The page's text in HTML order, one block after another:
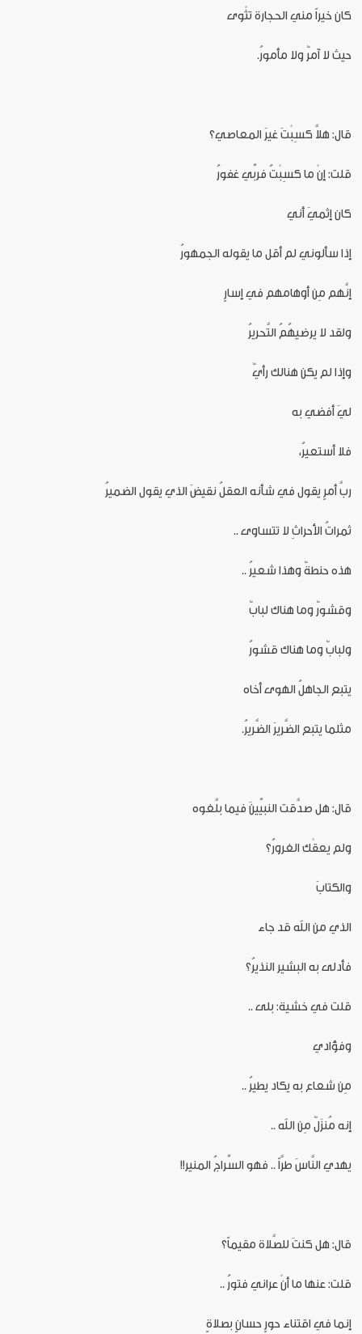
كان خيراً مني الحجارة تثْوى
حيث لا آمرٌ ولا مأمورُ.
قال: هلاَّ كسِبْتَ غيرَ المعاصي؟
قلت: إنْ ما كسِبْتُ فربِّي غفورُ
كان إثميَ أني
إذا سألوني لم أقل ما يقوله الجمهورُ
إنَّهم مِن أوهامهم في إسارٍ
ولقد لا يرضيهُمُ التَّحريرُ
وإذا لم يكن هنالك رأيٌ
ليَ أفضي به
فلا أستعيرُ،
ربَّ أمرٍ يقول في شأنه العقلُ نقيضَ الذي يقول الضميرُ
ثمراتُ الأحراثِ لا تتساوى ..
هذه حنطةٌ وهذا شعيرُ ..
وقشورٌ وما هناك لبابٌ
ولبابٌ وما هناك قشورُ
يتبع الجاهلُ الهوى أخاه
مثلما يتبع الضَّريرَ الضَّريرُ.
قال: هل صدَّقت النبيِّينَ فيما بلَّغوه
ولم يعقْك الغرورُ؟
والكتابَ
الذي من الله قد جاء
فأدلى به البشير النذيرُ؟
قلت في خشية: بلى ..
وفؤادي
مِن شعاع به يكاد يطيرُ ..
إنه مُنزَلٌ مِن الله ..
يهدي النَّاسَ طرَّاً .. فهو السِّراجُ المنير!!
قال: هل كنتَ للصَّلاة مقيماً؟
قلت: عنها ما أنْ عراني فتورُ ..
إنما في اقتناء حورٍ حسانٍ بصلاةٍ